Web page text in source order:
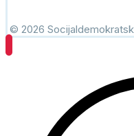
© 2026